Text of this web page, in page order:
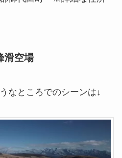
滑空場
なところでのシーンは↓